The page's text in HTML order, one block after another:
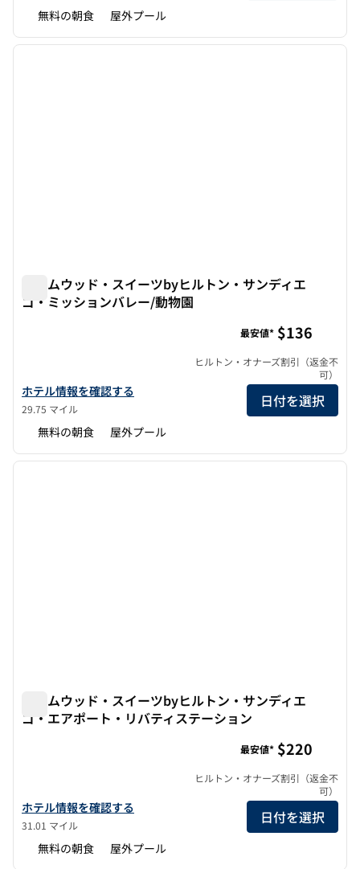
無料の朝食 屋外プール
1/12
1/12
次の
ホームウッド・スイーツbyヒルトン・サンディエ
ゴ・ミッションバレー/動物園
ホームウッド・スイーツbyヒルトン・サンディエゴ・ミッション
ホテル情報を確認する
29.75 マイル
最安値* $136
ヒルトン・オナーズ割引（返金不
可）
日付を選択
無料の朝食 屋外プール
1/12
1/12
次の
ホームウッド・スイーツbyヒルトン・サンディエ
ゴ・エアポート・リバティステーション
ホームウッド・スイーツbyヒルトン・サンディエゴ・エアポート
ホテル情報を確認する
31.01 マイル
最安値* $220
ヒルトン・オナーズ割引（返金不
可）
日付を選択
無料の朝食 屋外プール